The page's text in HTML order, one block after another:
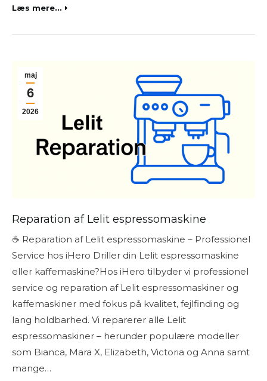
Læs mere...
maj
6
2026
Reparation af Lelit espressomaskine
☕ Reparation af Lelit espressomaskine – Professionel
Service hos iHero Driller din Lelit espressomaskine
eller kaffemaskine?Hos iHero tilbyder vi professionel
service og reparation af Lelit espressomaskiner og
kaffemaskiner med fokus på kvalitet, fejlfinding og
lang holdbarhed. Vi reparerer alle Lelit
espressomaskiner – herunder populære modeller
som Bianca, Mara X, Elizabeth, Victoria og Anna samt
mange…